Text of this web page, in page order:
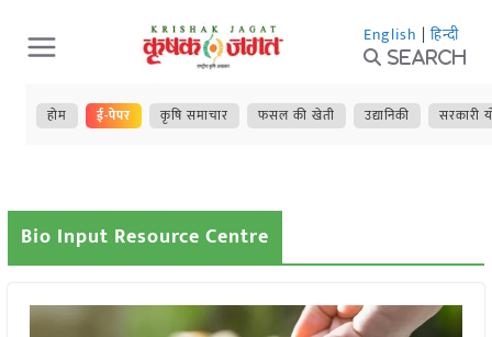
Skip
to
content
English | हिन्दी
Search
होम ई-पेपर कृषि समाचार फसल की खेती उद्यानिकी सरकारी
Bio Input Resource Centre